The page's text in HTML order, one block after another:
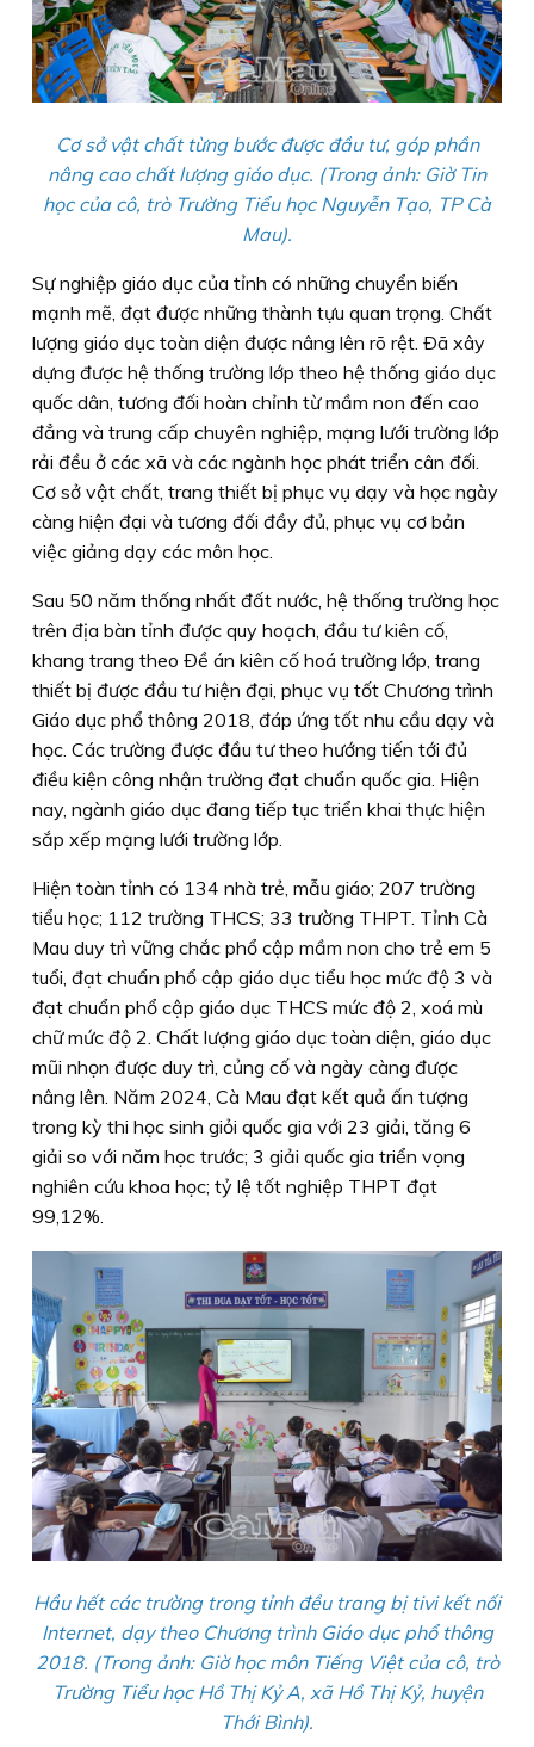
Cơ sở vật chất từng bước được đầu tư, góp phần
nâng cao chất lượng giáo dục. (Trong ảnh: Giờ Tin
học của cô, trò Trường Tiểu học Nguyễn Tạo, TP Cà
Mau).
Sự nghiệp giáo dục của tỉnh có những chuyển biến
mạnh mẽ, đạt được những thành tựu quan trọng. Chất
lượng giáo dục toàn diện được nâng lên rõ rệt. Ðã xây
dựng được hệ thống trường lớp theo hệ thống giáo dục
quốc dân, tương đối hoàn chỉnh từ mầm non đến cao
đẳng và trung cấp chuyên nghiệp, mạng lưới trường lớp
rải đều ở các xã và các ngành học phát triển cân đối.
Cơ sở vật chất, trang thiết bị phục vụ dạy và học ngày
càng hiện đại và tương đối đầy đủ, phục vụ cơ bản
việc giảng dạy các môn học.
Sau 50 năm thống nhất đất nước, hệ thống trường học
trên địa bàn tỉnh được quy hoạch, đầu tư kiên cố,
khang trang theo Ðề án kiên cố hoá trường lớp, trang
thiết bị được đầu tư hiện đại, phục vụ tốt Chương trình
Giáo dục phổ thông 2018, đáp ứng tốt nhu cầu dạy và
học. Các trường được đầu tư theo hướng tiến tới đủ
điều kiện công nhận trường đạt chuẩn quốc gia. Hiện
nay, ngành giáo dục đang tiếp tục triển khai thực hiện
sắp xếp mạng lưới trường lớp.
Hiện toàn tỉnh có 134 nhà trẻ, mẫu giáo; 207 trường
tiểu học; 112 trường THCS; 33 trường THPT. Tỉnh Cà
Mau duy trì vững chắc phổ cập mầm non cho trẻ em 5
tuổi, đạt chuẩn phổ cập giáo dục tiểu học mức độ 3 và
đạt chuẩn phổ cập giáo dục THCS mức độ 2, xoá mù
chữ mức độ 2. Chất lượng giáo dục toàn diện, giáo dục
mũi nhọn được duy trì, củng cố và ngày càng được
nâng lên. Năm 2024, Cà Mau đạt kết quả ấn tượng
trong kỳ thi học sinh giỏi quốc gia với 23 giải, tăng 6
giải so với năm học trước; 3 giải quốc gia triển vọng
nghiên cứu khoa học; tỷ lệ tốt nghiệp THPT đạt
99,12%.
Hầu hết các trường trong tỉnh đều trang bị tivi kết nối
Internet, dạy theo Chương trình Giáo dục phổ thông
2018. (Trong ảnh: Giờ học môn Tiếng Việt của cô, trò
Trường Tiểu học Hồ Thị Kỷ A, xã Hồ Thị Kỷ, huyện
Thới Bình).